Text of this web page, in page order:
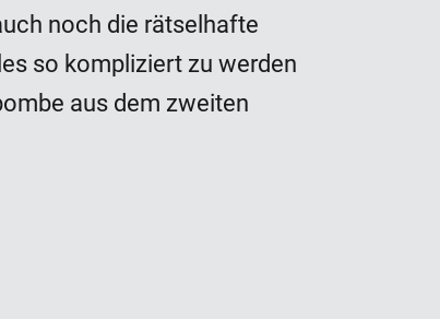
noch die rätselhafte
so kompliziert zu werden
aus dem zweiten